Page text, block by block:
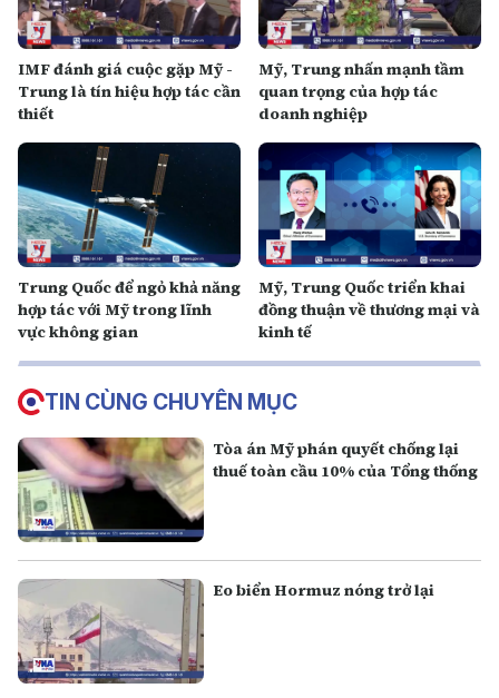
IMF đánh giá cuộc gặp Mỹ -
Trung là tín hiệu hợp tác cần
thiết
Mỹ, Trung nhấn mạnh tầm
quan trọng của hợp tác
doanh nghiệp
Trung Quốc để ngỏ khả năng
hợp tác với Mỹ trong lĩnh
vực không gian
Mỹ, Trung Quốc triển khai
đồng thuận về thương mại và
kinh tế
TIN CÙNG CHUYÊN MỤC
Tòa án Mỹ phán quyết chống lại
thuế toàn cầu 10% của Tổng thống
Eo biển Hormuz nóng trở lại